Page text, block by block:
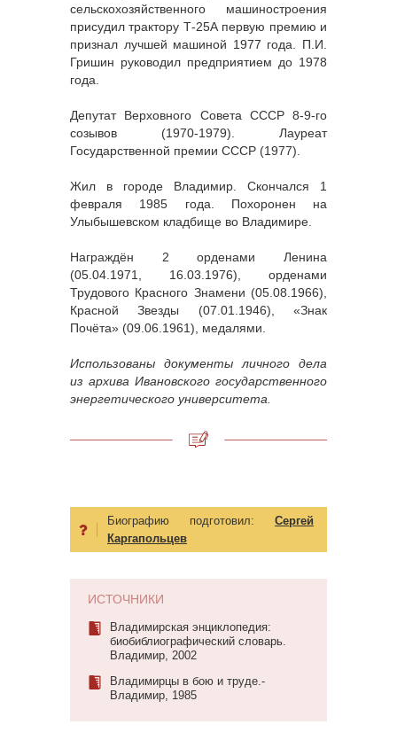
сельскохозяйственного машиностроения
присудил трактору Т-25А первую премию и
признал лучшей машиной 1977 года. П.И.
Гришин руководил предприятием до 1978
года.
Депутат Верховного Совета СССР 8-9-го
созывов (1970-1979). Лауреат
Государственной премии СССР (1977).
Жил в городе Владимир. Скончался 1
февраля 1985 года. Похоронен на
Улыбышевском кладбище во Владимире.
Награждён 2 орденами Ленина
(05.04.1971, 16.03.1976), орденами
Трудового Красного Знамени (05.08.1966),
Красной Звезды (07.01.1946), «Знак
Почёта» (09.06.1961), медалями.
Использованы документы личного дела
из архива Ивановского государственного
энергетического университета.
Биографию подготовил: Сергей
Каргапольцев
ИСТОЧНИКИ
Владимирская энциклопедия:
биобиблиографический словарь.
Владимир, 2002
Владимирцы в бою и труде.-
Владимир, 1985